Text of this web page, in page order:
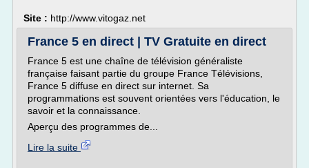
Site : http://www.vitogaz.net
France 5 en direct | TV Gratuite en direct
France 5 est une chaîne de télévision généraliste
française faisant partie du groupe France Télévisions,
France 5 diffuse en direct sur internet. Sa
programmations est souvent orientées vers l'éducation, le
savoir et la connaissance.
Aperçu des programmes de...
Lire la suite